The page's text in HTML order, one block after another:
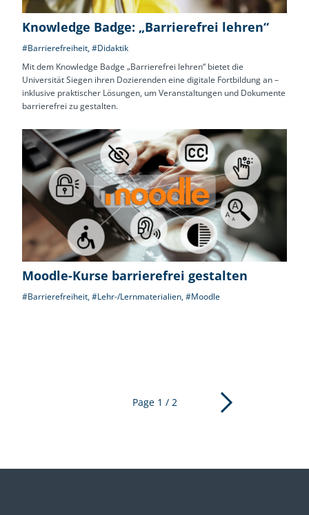
Knowledge Badge: „Barrierefrei lehren“
#Barrierefreiheit,#Didaktik
Mit dem Knowledge Badge „Barrierefrei lehren“ bietet die
Universität Siegen ihren Dozierenden eine digitale Fortbildung an –
inklusive praktischer Lösungen, um Veranstaltungen und Dokumente
barrierefrei zu gestalten.
Moodle-Kurse barrierefrei gestalten
#Barrierefreiheit,#Lehr-/Lernmaterialien,#Moodle
Page 1 / 2
Next